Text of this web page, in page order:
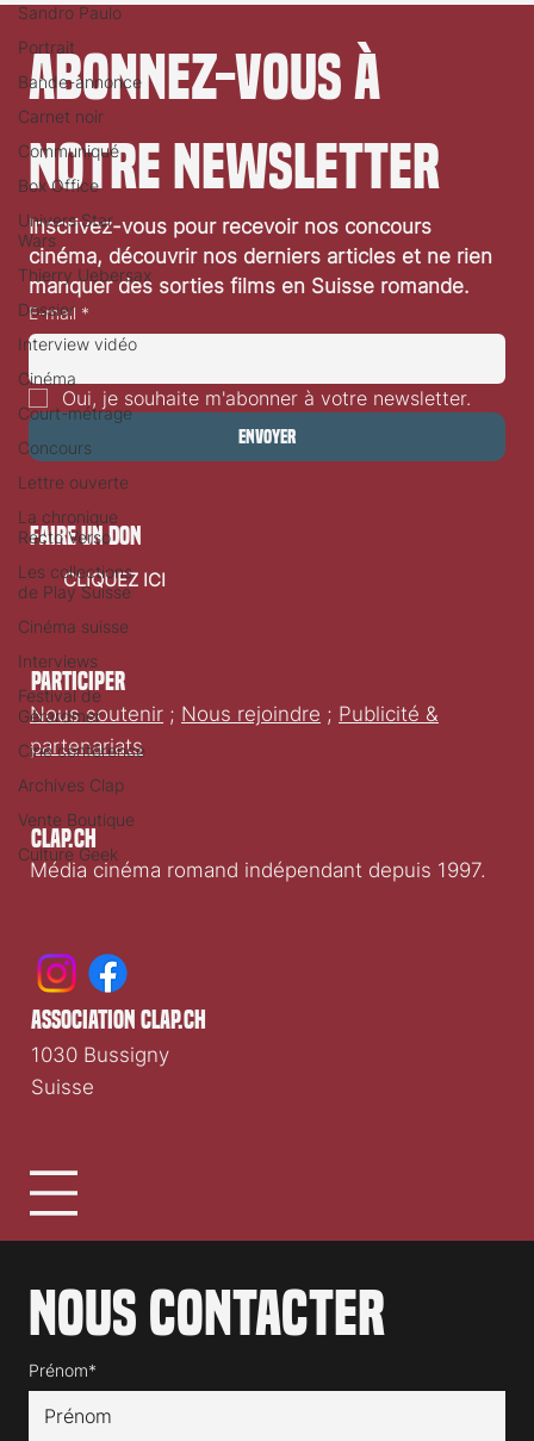
Sandro Paulo
Portrait
Bande-annonce
Carnet noir
Communiqué
Box Office
Univers Star
Wars
Thierry Uebersax
Dossier
Interview vidéo
Cinéma
Court-métrage
Concours
Lettre ouverte
La chronique
Recto Verso
Les collections
de Play Suisse
Cinéma suisse
Interviews
Festival de
Gérardmer
Ciné conférence
Archives Clap
Vente Boutique
Culture Geek
Abonnez-vous à
notre newsletter
Inscrivez-vous pour recevoir nos concours
cinéma, découvrir nos derniers articles et ne rien
manquer des sorties films en Suisse romande.
Oui, je souhaite m'abonner à votre newsletter.
Clap.ch
Participer
Nous soutenir
partenariats
Nous contacter
Prénom*
faire un don
CLIQUEZ ICI
association clap.ch
1030 Bussigny